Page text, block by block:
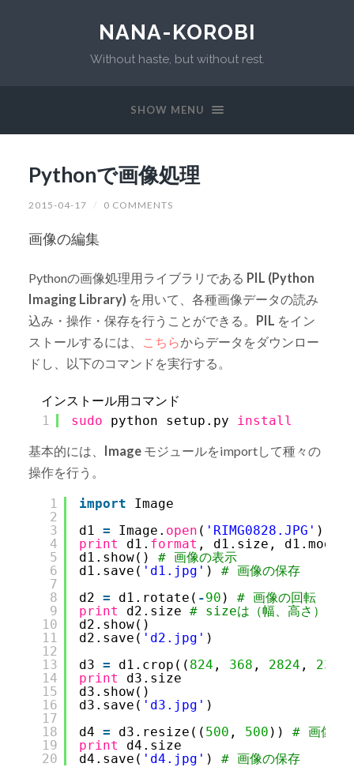
NANA-KOROBI
Without haste, but without rest.
SHOW MENU
Pythonで画像処理
2015-04-17 / 0 COMMENTS
画像の編集
Pythonの画像処理用ライブラリである PIL (Python
Imaging Library) を用いて、各種画像データの読み
込み・操作・保存を行うことができる。 PIL をイン
ストールするには、
こちらからデータをダウンロー
ドし、以下のコマンドを実行する。
インストール用コマンド
1
sudo python setup.py install
基本的には、 Imageモジュールをimportして種々の
操作を行う。
1
2
3
4
5
6
7
8
9
10
11
12
13
14
15
16
17
18
19
20
import
Image
d1 = Image. open ( 'RIMG0828.JPG' )
print
d1. format , d1.size, d1.mode
d1.show() # 画像の表示
d1.save( 'd1.jpg' ) # 画像の保存
d2 = d1.rotate( -90 ) # 画像の回転
print
d2.size # sizeは（幅、高さ）
d2.show()
d2.save( 'd2.jpg' )
d3 = d1.crop(( 824 , 368 , 2824 , 2368
print
d3.size
d3.show()
d3.save( 'd3.jpg' )
d4 = d3.resize(( 500 , 500 )) # 画像の
print
d4.size
d4.save( 'd4.jpg' ) # 画像の保存